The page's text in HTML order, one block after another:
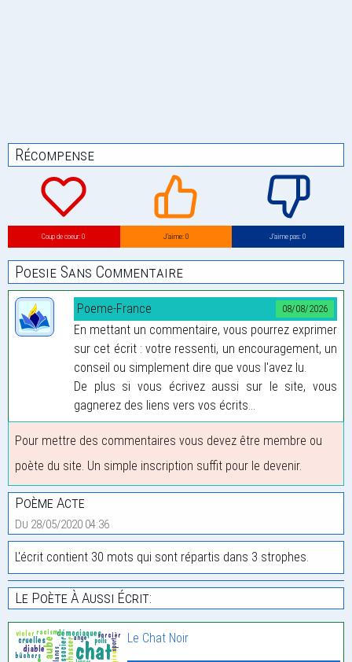
Récompense
Coup de coeur: 0 J’aime: 0 J’aime pas: 0
Poesie Sans Commentaire
08/08/2026
Poeme-France
En mettant un commentaire, vous pourrez exprimer
sur cet écrit : votre ressenti, un encouragement, un
conseil ou simplement dire que vous l'avez lu.
De plus si vous écrivez aussi sur le site, vous
gagnerez des liens vers vos écrits...
Pour mettre des commentaires vous devez être membre ou
poète du site. Un simple inscription suffit pour le devenir.
Poème Acte
Du 28/05/2020 04:36
L'écrit contient 30 mots qui sont répartis dans 3 strophes.
Le Poète À Aussi Écrit:
Le Chat Noir